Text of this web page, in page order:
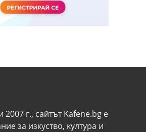
г., сайтът Kafene.bg e
за изкуство, култура и